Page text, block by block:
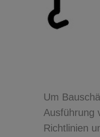
Um
Ausführung
Richtlinien